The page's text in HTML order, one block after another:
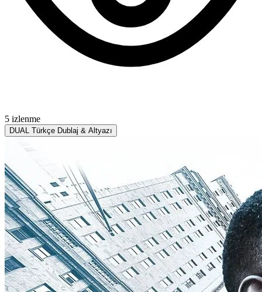
5 izlenme
DUAL Türkçe Dublaj & Altyazı